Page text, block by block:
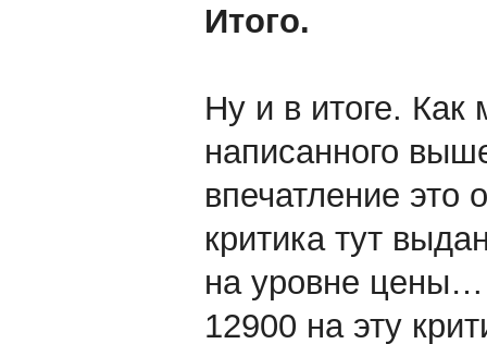
Итого.
Ну и в итоге. Как
написанного
впечатление это
критика тут
на уровне
12900 на эту